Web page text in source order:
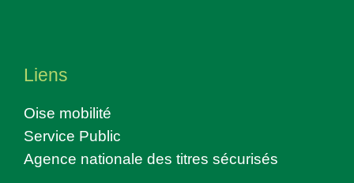
Liens
Oise mobilité
Service Public
Agence nationale des titres sécurisés